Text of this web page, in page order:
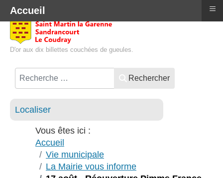
D'or aux dix billettes couchées de gueules.
Rechercher
Localiser
Vous êtes ici :
Accueil
Vie municipale
La Mairie vous informe
Accueil ≡